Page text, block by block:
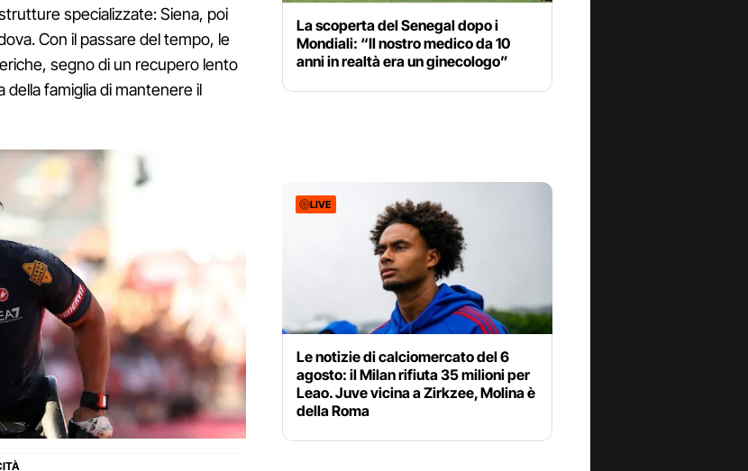
specializzate: Siena, poi
Con il passare del tempo, le
segno di un recupero lento
della famiglia di mantenere il
La scoperta del Senegal dopo i
Mondiali: “Il nostro medico da 10
anni in realtà era un ginecologo”
LIVE
Le notizie di calciomercato del 6
agosto: il Milan rifiuta 35 milioni per
Leao. Juve vicina a Zirkzee, Molina è
della Roma